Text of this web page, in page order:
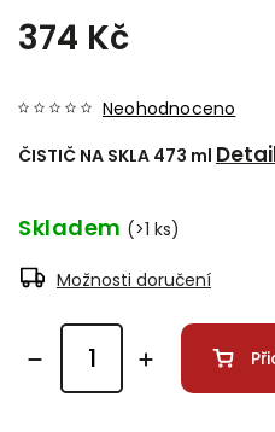
374 Kč
Neohodnoceno
ČISTIČ NA SKLA 473 ml
Skladem (>1 ks)
Možnosti doručení